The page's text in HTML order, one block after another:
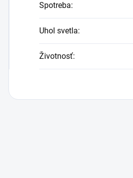
Spotreba:
Uhol svetla:
Životnosť: